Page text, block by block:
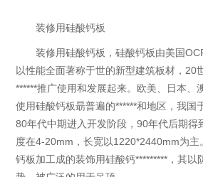
装修用硅酸钙板
装修用硅酸钙板，硅酸钙板由美国
以性能全面著称于世的新型建筑板材，20
******推广使用和发展起来。欧美、日本、
使用硅酸钙板朂普遍的******和地区，我国
80年代中期进入开发阶段，90年代后期得
度在4-20mm，长宽以1220*2440mm为主
钙板加工成的装饰用硅酸钙*********，其以